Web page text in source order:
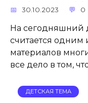
30.10.2023 0
На сегодняшний
считается
материалов
все дело в том,
ДЕТСКАЯ ТЕМА